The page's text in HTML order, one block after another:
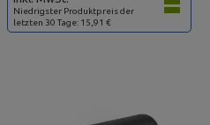
Niedrigster Produktpreis der
letzten 30 Tage: 15,91 €